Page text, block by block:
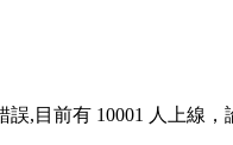
誤,目前有 10001 人上線